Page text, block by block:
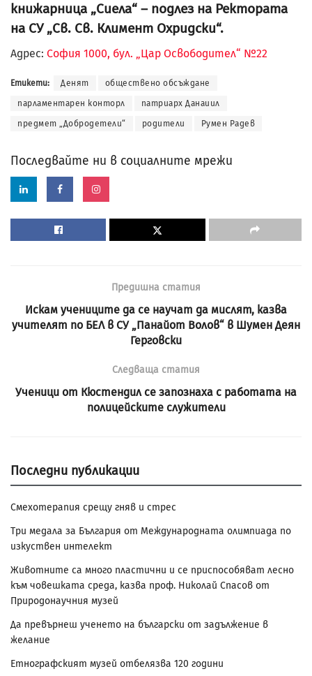
книжарница „Сиела“ – подлез на Ректората
на СУ „Св. Св. Климент Охридски“.
Адрес: София 1000, бул. „Цар Освободител“ №22
Етикети: Денят обществено обсъждане
парламентарен конторл патриарх Данаиил
предмет „Добродетели“ родители Румен Радев
Последвайте ни в социалните мрежи
Предишна статия
Искам учениците да се научат да мислят, казва
учителят по БЕЛ в СУ „Панайот Волов“ в Шумен Деян
Герговски
Следваща статия
Ученици от Кюстендил се запознаха с работата на
полицейските служители
Последни публикации
Смехотерапия срещу гняв и стрес
Три медала за България от Международната олимпиада по
изкуствен интелект
Животните са много пластични и се приспособяват лесно
към човешката среда, казва проф. Николай Спасов от
Природонаучния музей
Да превърнеш ученето на български от задължение в
желание
Етнографският музей отбелязва 120 години